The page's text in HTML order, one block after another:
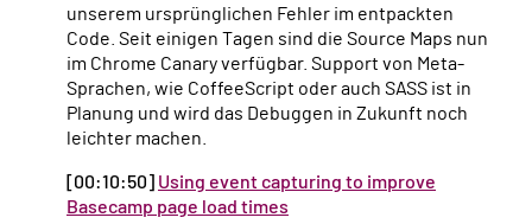
unserem ursprünglichen Fehler im entpackten
Code. Seit einigen Tagen sind die Source Maps nun
im Chrome Canary verfügbar. Support von Meta-
Sprachen, wie CoffeeScript oder auch SASS ist in
Planung und wird das Debuggen in Zukunft noch
leichter machen.
[00:10:50] Using event capturing to improve
Basecamp page load times